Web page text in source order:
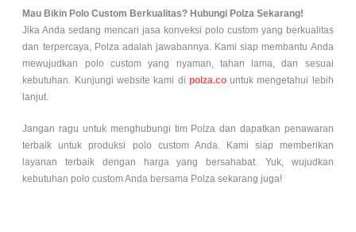
Mau Bikin Polo Custom Berkualitas? Hubungi Polza Sekarang!
Jika Anda sedang mencari jasa konveksi polo customyang berkualitas
dan terpercaya, Polza adalah jawabannya. Kami siap membantu Anda
mewujudkan polo custom yang nyaman, tahan lama, dan sesuai
kebutuhan. Kunjungi website kami di polza.co untuk mengetahui lebih
lanjut.
Jangan ragu untuk menghubungi tim Polza dan dapatkan penawaran
terbaik untuk produksi polo customAnda. Kami siap memberikan
layanan terbaik dengan harga yang bersahabat. Yuk, wujudkan
kebutuhanpolo customAnda bersama Polza sekarang juga!